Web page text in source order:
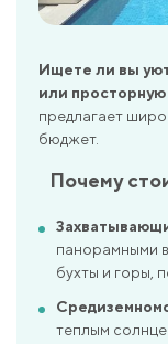
Ищете ли вы
или просторную
предлагает
бюджет.
Почему
панорамными
бухты и горы,
теплым